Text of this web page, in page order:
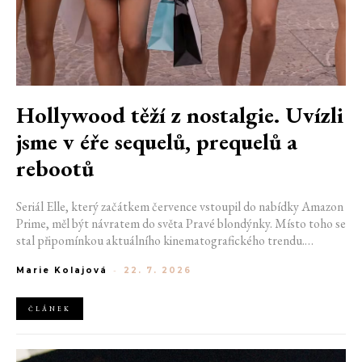
Hollywood těží z nostalgie. Uvízli
jsme v éře sequelů, prequelů a
rebootů
Seriál Elle, který začátkem července vstoupil do nabídky Amazon
Prime, měl být návratem do světa Pravé blondýnky. Místo toho se
stal připomínkou aktuálního kinematografického trendu.
Prequely, sequely, spin-offy i rebooty zaplnily kina i streamovací
vzácností. Proč se filmový průmysl tak moc bojí nových nápadů?
A můžeme si za to sami?
Marie Kolajová - 22. 7. 2026
ČLÁNEK